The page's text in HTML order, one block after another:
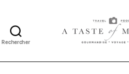
Rechercher